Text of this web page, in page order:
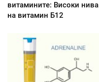
витамините: Високи нива
на витамин Б12